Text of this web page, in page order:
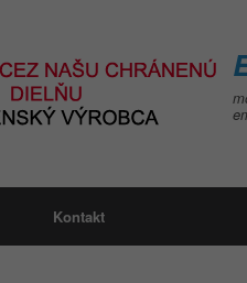
Kontakt